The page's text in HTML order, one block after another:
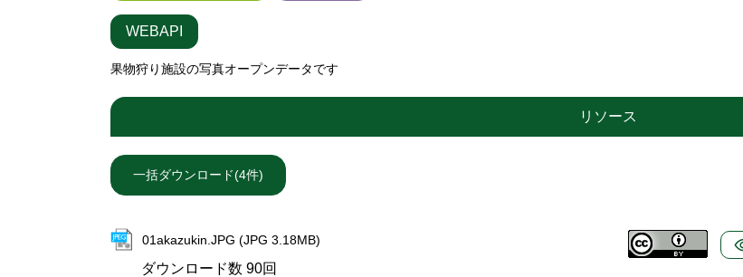
WEBAPI
果物狩り施設の写真オープンデータです
リソース
01akazukin.JPG (JPG 3.18MB)
ダウンロード数 90回